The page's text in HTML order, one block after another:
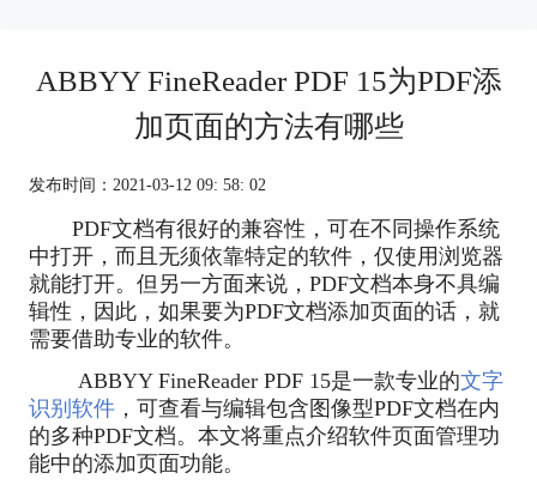
ABBYY FineReader PDF 15为PDF添
加页面的方法有哪些
发布时间：2021-03-12 09: 58: 02
PDF文档有很好的兼容性，可在不同操作系统
中打开，而且无须依靠特定的软件，仅使用浏览器
就能打开。但另一方面来说，PDF文档本身不具编
辑性，因此，如果要为PDF文档添加页面的话，就
需要借助专业的软件。
ABBYY FineReader PDF 15是一款专业的文字
识别软件，可查看与编辑包含图像型PDF文档在内
的多种PDF文档。本文将重点介绍软件页面管理功
能中的添加页面功能。